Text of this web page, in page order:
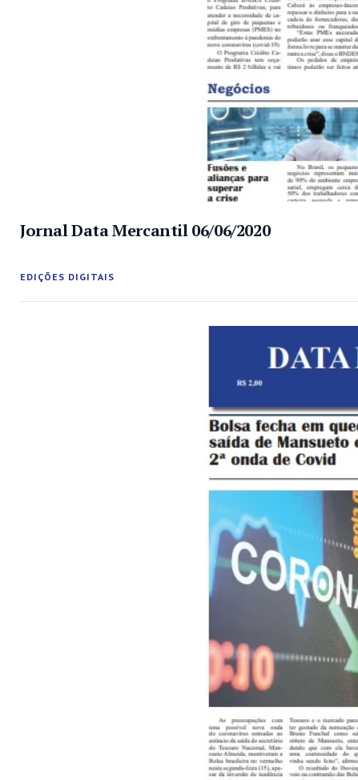
Jornal Data Mercantil 06/06/2020
EDIÇÕES DIGITAIS